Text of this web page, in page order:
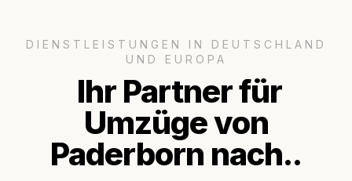
DIENSTLEISTUNGEN IN DEUTSCHLAND
UND EUROPA
Ihr Partner für
Umzüge von
Paderborn nach..